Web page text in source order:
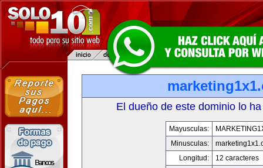
El dueño de este dominio lo
Mayusculas:
Minusculas:
Longitud:
12 caracteres